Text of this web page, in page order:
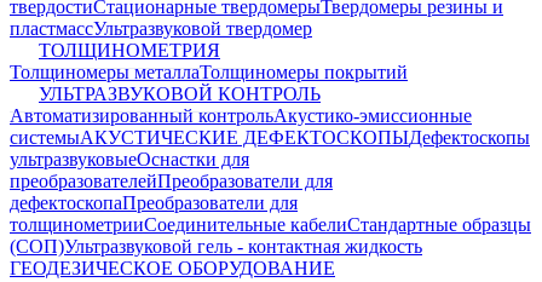
твердостиСтационарные твердомерыТвердомеры резины и
пластмассУльтразвуковой твердомер
ТОЛЩИНОМЕТРИЯ
Толщиномеры металлаТолщиномеры покрытий
УЛЬТРАЗВУКОВОЙ КОНТРОЛЬ
Автоматизированный контрольАкустико-эмиссионные
системыАКУСТИЧЕСКИЕ ДЕФЕКТОСКОПЫДефектоскопы
ультразвуковыеОснастки для
преобразователейПреобразователи для
дефектоскопаПреобразователи для
толщинометрииСоединительные кабелиСтандартные образцы
(СОП)Ультразвуковой гель - контактная жидкость
ГЕОДЕЗИЧЕСКОЕ ОБОРУДОВАНИЕ